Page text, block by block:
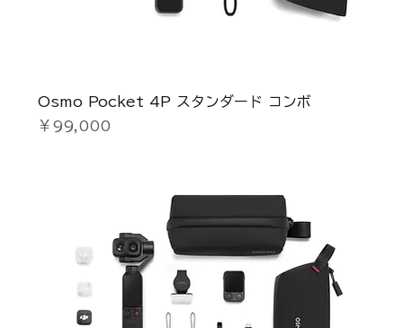
Osmo Pocket 4P スタンダード コンボ
価格
￥99,000